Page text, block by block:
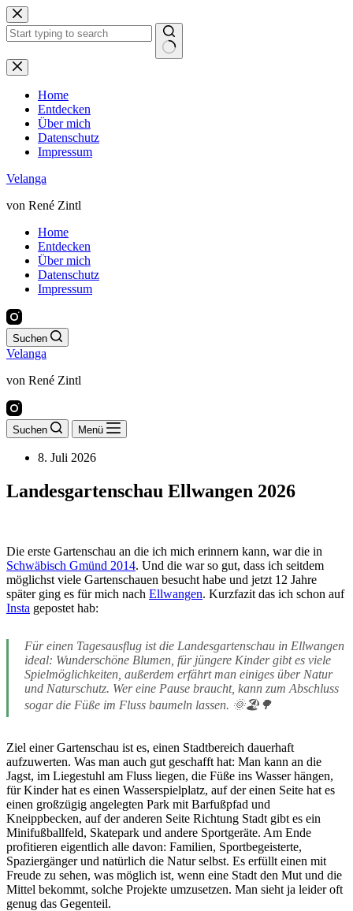
Zum
Inhalt
springen
Keine
Ergebnisse
Home
Entdecken
Über mich
Datenschutz
Impressum
Velanga
von René Zintl
Home
Entdecken
Über mich
Datenschutz
Impressum
Suchen
Velanga
von René Zintl
Suchen Menü
8. Juli 2026
Landesgartenschau Ellwangen 2026
Die erste Gartenschau an die ich mich erinnern kann, war die in
Schwäbisch Gmünd 2014. Und die war so gut, dass ich seitdem
möglichst viele Gartenschauen besucht habe und jetzt 12 Jahre
später ging es für mich nach Ellwangen. Kurzfazit das ich schon auf
Insta gepostet hab:
Für einen Tagesausflug ist die Landesgartenschau in Ellwangen
ideal: Wunderschöne Blumen, für jüngere Kinder gibt es viele
Spielmöglichkeiten, außerdem erfährt man einiges über Natur
und Naturschutz. Wer eine Pause braucht, kann zum Abschluss
sogar die Füße im Fluss baumeln lassen. 🌞🏖️🌳
Ziel einer Gartenschau ist es, einen Stadtbereich dauerhaft
aufzuwerten. Was man auch gut geschafft hat: Man kann an die
Jagst, im Liegestuhl am Fluss liegen, die Füße ins Wasser hängen,
für Kinder hat es einen Wasserspielplatz, auf der einen Seite hat es
einen großzügig angelegten Park mit Barfußpfad und
Kneippbecken, auf der anderen Seite Richtung Stadt gibt es ein
Minifußballfeld, Skatepark und andere Sportgeräte. Am Ende
profitieren eigentlich alle davon: Familien, Sportbegeisterte,
Spaziergänger und natürlich die Natur selbst. Es erfüllt einen mit
Freude zu sehen, was möglich ist, wenn eine Stadt den Mut und die
Mittel bekommt, solche Projekte umzusetzen. Man sieht ja leider oft
genug das Gegenteil.